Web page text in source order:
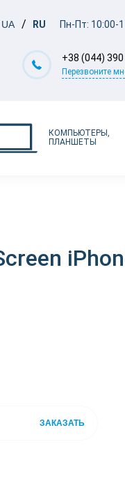
UA RU Пн-Пт: 10:00-
+38 (044) 390
Перезвоните
КОМПЬЮТЕРЫ,
ПЛАНШЕТЫ
ЗАКАЗАТЬ